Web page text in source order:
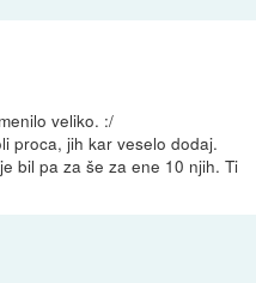
veliko. :/
proca, jih kar veselo dodaj.
bil pa za še za ene 10 njih. Ti